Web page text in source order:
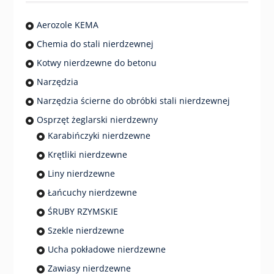
Aerozole KEMA
Chemia do stali nierdzewnej
Kotwy nierdzewne do betonu
Narzędzia
Narzędzia ścierne do obróbki stali nierdzewnej
Osprzęt żeglarski nierdzewny
Karabińczyki nierdzewne
Krętliki nierdzewne
Liny nierdzewne
Łańcuchy nierdzewne
ŚRUBY RZYMSKIE
Szekle nierdzewne
Ucha pokładowe nierdzewne
Zawiasy nierdzewne